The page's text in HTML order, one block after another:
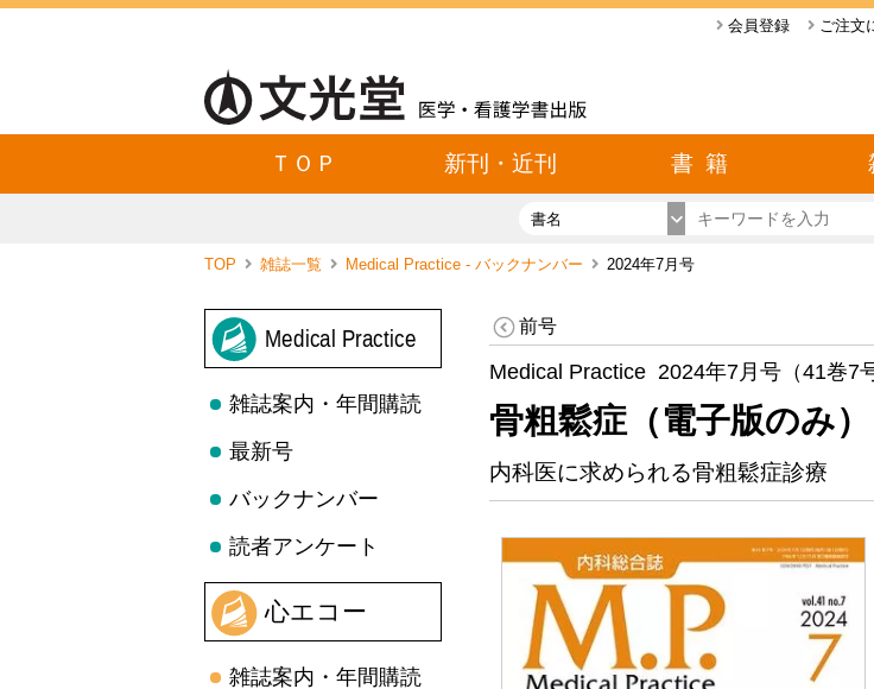
ご注文
会員登録
ＴＯＰ 新刊・近刊 書 籍
書名
TOP 雑誌一覧 Medical Practice - バックナンバー 2024年7月号
Medical Practice
雑誌案内・年間購読
最新号
バックナンバー
読者アンケート
心エコー
雑誌案内・年間購読
前号
Medical Practice 2024年7月号（41巻7号
骨粗鬆症（電子版のみ）
内科医に求められる骨粗鬆症診療